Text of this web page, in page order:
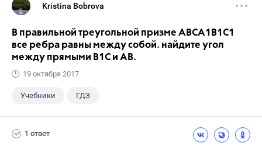
Kristina Bobrova
В правильной треугольной призме АВСA1В1С1
все ребра равны между собой. найдите угол
между прямыми В1С и АВ.
19 октября 2017
Учебники ГДЗ
1 ответ